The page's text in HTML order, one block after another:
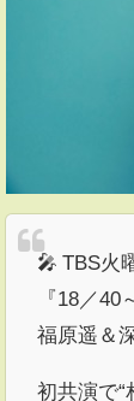
🎤 TBS火
『18／40
福原遥＆
初共演で“